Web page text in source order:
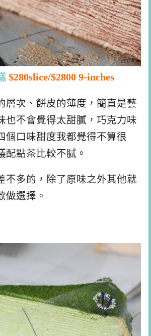
$280slice/$2800 9-inches
層次、餅皮的薄度，簡直是藝
也不會覺得太甜膩，巧克力味
個口味甜度我都覺得不算很
配點茶比較不膩。
不多的，除了原味之外其他就
做選擇。